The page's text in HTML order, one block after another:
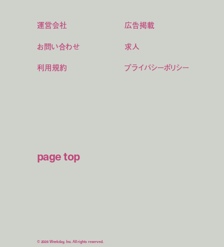
運営会社
広告掲載
お問い合わせ
求人
利用規約 プライバシーポリシー
page top
© 2026 Weekday, Inc. All rights reserved.